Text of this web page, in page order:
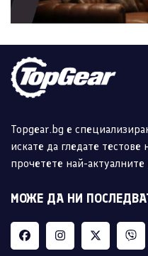
Topgear.bg е
искате да гледате
прочетете най-
МОЖЕ ДА НИ